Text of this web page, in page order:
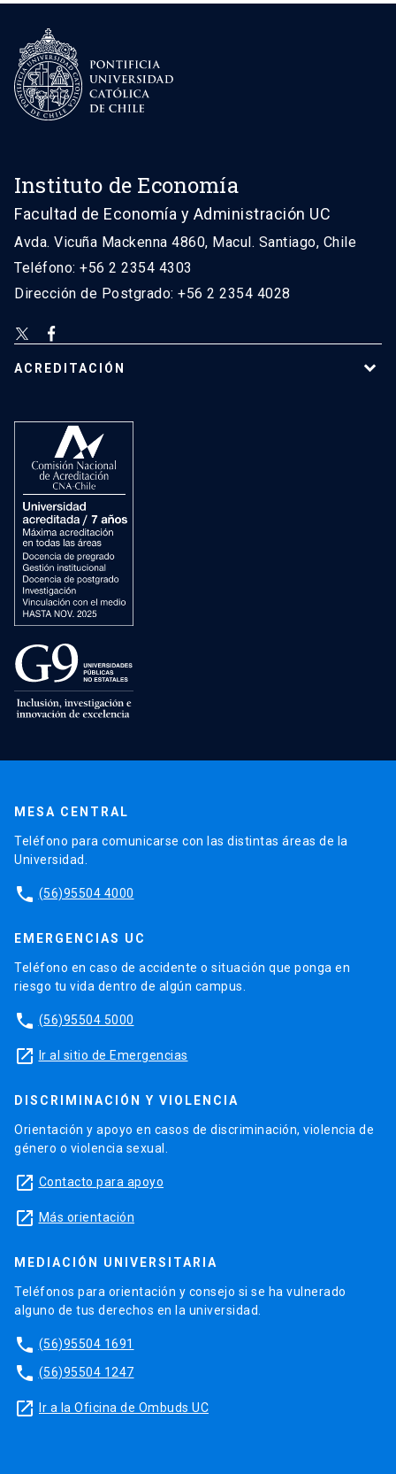
Instituto de Economía
Facultad de Economía y Administración UC
Avda. Vicuña Mackenna 4860, Macul. Santiago, Chile
Teléfono: +56 2 2354 4303
Dirección de Postgrado: +56 2 2354 4028
ACREDITACIÓN
MESA CENTRAL
Teléfono para comunicarse con las distintas áreas de la
Universidad.
phone (56)95504 4000
EMERGENCIAS UC
Teléfono en caso de accidente o situación que ponga en
riesgo tu vida dentro de algún campus.
phone (56)95504 5000
launch Ir al sitio de Emergencias
DISCRIMINACIÓN Y VIOLENCIA
Orientación y apoyo en casos de discriminación, violencia de
género o violencia sexual.
launch Contacto para apoyo
launch Más orientación
MEDIACIÓN UNIVERSITARIA
Teléfonos para orientación y consejo si se ha vulnerado
alguno de tus derechos en la universidad.
phone (56)95504 1691
phone (56)95504 1247
launch Ir a la Oficina de Ombuds UC